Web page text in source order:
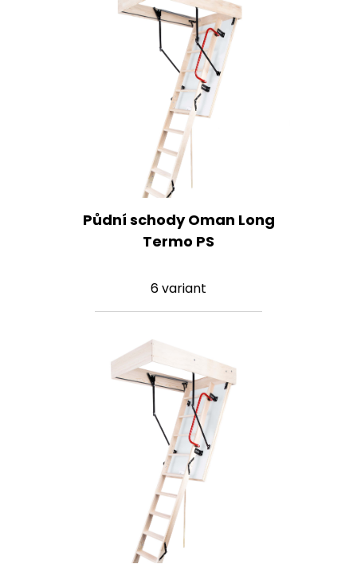
Půdní schody Oman Long
Termo PS
6 variant